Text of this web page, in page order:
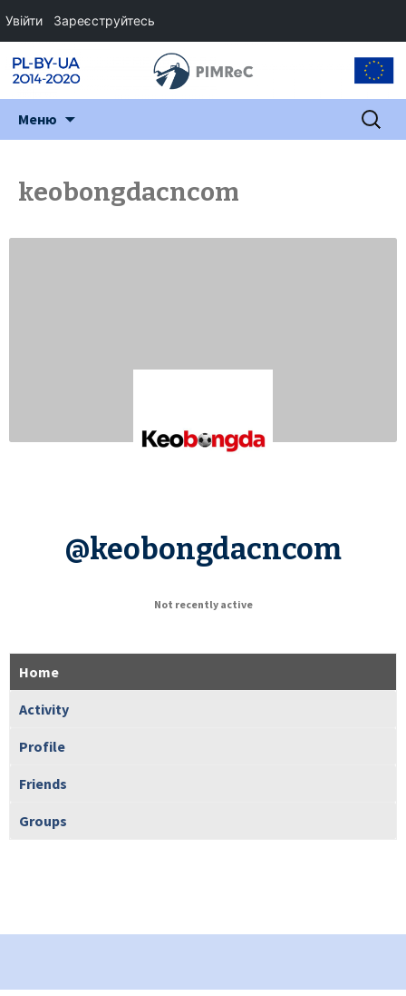
Меню Пошук:
keobongdacncom
@keobongdacncom
Not recently active
Home
Activity
Profile
Friends
Groups
Увійти Зареєструйтесь